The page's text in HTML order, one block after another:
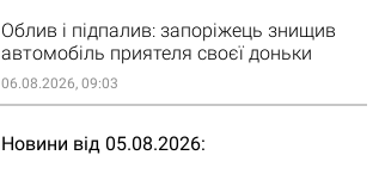
Облив і підпалив: запоріжець знищив
автомобіль приятеля своєї доньки
06.08.2026, 09:03
Новини від 05.08.2026